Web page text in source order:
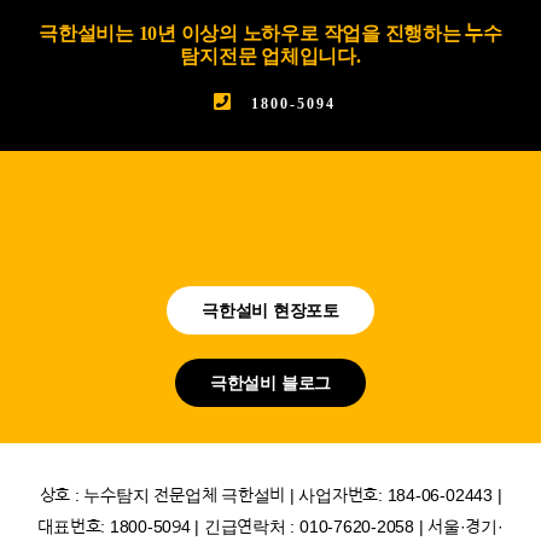
극한설비는 10년 이상의 노하우로 작업을 진행하는 누수
탐지전문 업체입니다.
1800-5094
극한설비 현장포토
극한설비 블로그
상호 : 누수탐지 전문업체 극한설비 | 사업자번호: 184-06-02443 |
대표번호: 1800-5094 | 긴급연락처 : 010-7620-2058 | 서울·경기·